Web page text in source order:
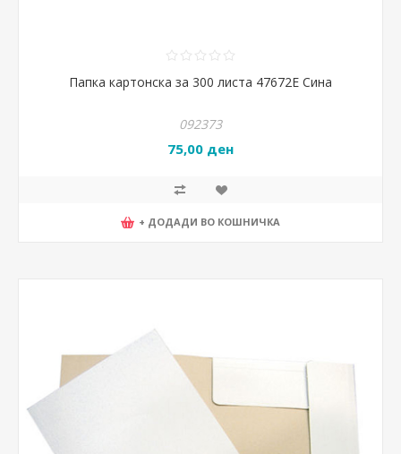
Папка картонска за 300 листа 47672Е Сина
092373
75,00 ден
+ ДОДАДИ ВО КОШНИЧКА